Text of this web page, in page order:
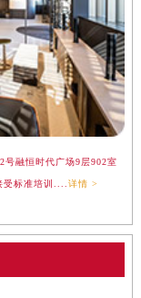
号融恒时代广场9层902室
受标准培训.... 详情 >